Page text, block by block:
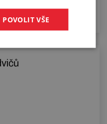
POVOLIT VŠE